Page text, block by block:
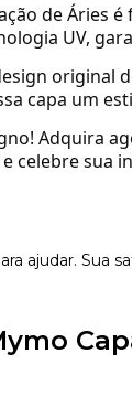
de
UV,
original
capa um
Adquira
celebre sua
ajudar. Sua